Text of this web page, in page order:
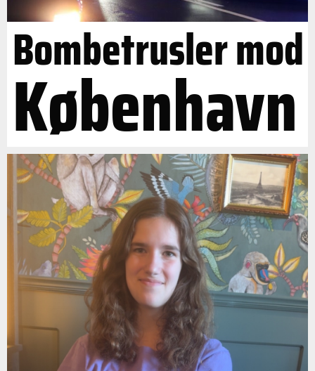
Bombetrusler mod
København